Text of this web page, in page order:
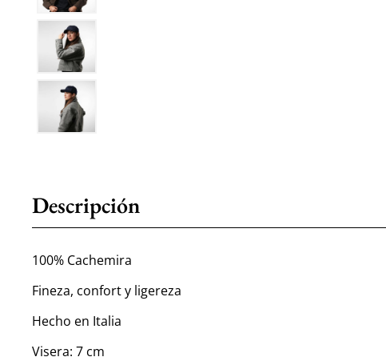
Descripción
100% Cachemira
Fineza, confort y ligereza
Hecho en Italia
Visera: 7 cm